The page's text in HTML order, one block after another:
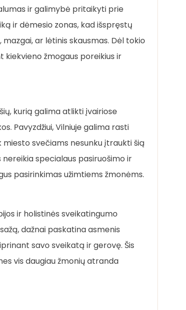
ir galimybė pritaikyti prie
ir dėmesio zonas, kad išspręstų
ar lėtinis skausmas. Dėl tokio
žmogaus poreikius ir
kurią galima atlikti įvairiose
Pavyzdžiui, Vilniuje galima rasti
svečiams nesunku įtraukti šią
specialaus pasiruošimo ir
pasirinkimas užimtiems žmonėms.
ir holistinės sveikatingumo
dažnai paskatina asmenis
savo sveikatą ir gerovę. Šis
vis daugiau žmonių atranda